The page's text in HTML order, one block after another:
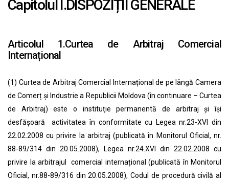
Capitolul I.DISPOZIȚII GENERALE
Articolul 1.Curtea de Arbitraj Comercial
Internațional
(1) Curtea de Arbitraj Comercial Internațional de pe lângă Camera
de Comerț și Industrie a Republicii Moldova (în continuare – Curtea
de Arbitraj) este o instituție permanentă de arbitraj și își
desfășoară activitatea în conformitate cu Legea nr.23-XVI din
22.02.2008 cu privire la arbitraj (publicată în Monitorul Oficial, nr.
88-89/314 din 20.05.2008), Legea nr.24.XVI din 22.02.2008 cu
privire la arbitrajul comercial internațional (publicată în Monitorul
Oficial, nr.88-89/316 din 20.05.2008), Codul de procedură civilă al